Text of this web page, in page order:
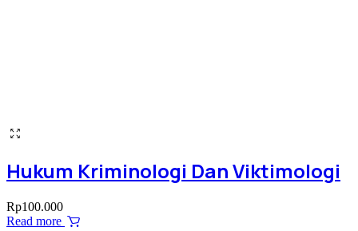
Hukum Kriminologi Dan Viktimologi
Rp100.000
Read more